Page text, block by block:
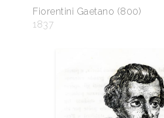
Fiorentini Gaetano (800)
1837